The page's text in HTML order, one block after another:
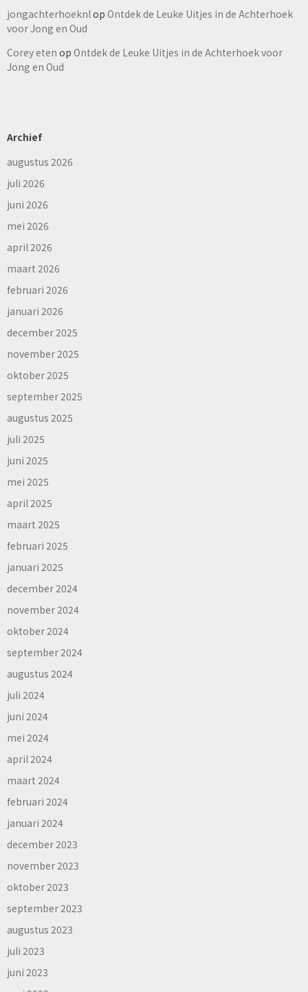
jongachterhoeknl op Ontdek de Leuke Uitjes in de Achterhoek
voor Jong en Oud
Corey eten op Ontdek de Leuke Uitjes in de Achterhoek voor
Jong en Oud
Archief
augustus 2026
juli 2026
juni 2026
mei 2026
april 2026
maart 2026
februari 2026
januari 2026
december 2025
november 2025
oktober 2025
september 2025
augustus 2025
juli 2025
juni 2025
mei 2025
april 2025
maart 2025
februari 2025
januari 2025
december 2024
november 2024
oktober 2024
september 2024
augustus 2024
juli 2024
juni 2024
mei 2024
april 2024
maart 2024
februari 2024
januari 2024
december 2023
november 2023
oktober 2023
september 2023
augustus 2023
juli 2023
juni 2023